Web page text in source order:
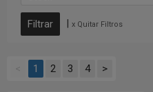
| x Quitar Filtros
1 2 3 4 >